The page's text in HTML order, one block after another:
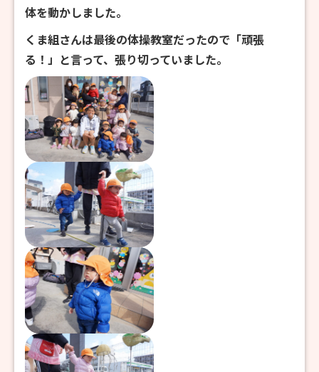
体を動かしました。
くま組さんは最後の体操教室だったので「頑張
る！」と言って、張り切っていました。